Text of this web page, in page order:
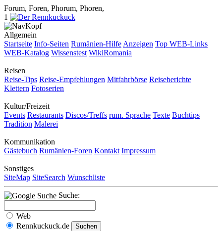
Forum, Foren, Phorum, Phoren,
1
Allgemein
Startseite Info-Seiten Rumänien-Hilfe Anzeigen Top WEB-Links
WEB-Katalog Wissenstest WikiRomania
Reisen
Reise-Tips Reise-Empfehlungen Mitfahrbörse Reiseberichte
Klettern Fotoserien
Kultur/Freizeit
Events Restaurants Discos/Treffs rum. Sprache Texte Buchtips
Tradition Malerei
Kommunikation
Gästebuch Rumänien-Foren Kontakt Impressum
Sonstiges
SiteMap SiteSearch Wunschliste
Suche:
Web
Rennkuckuck.de